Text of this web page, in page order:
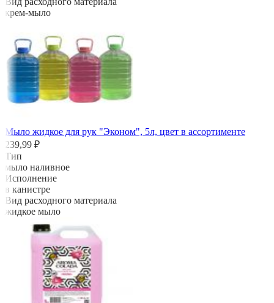
крем-мыло
Мыло жидкое для рук "Эконом", 5л, цвет в ассортименте
239,99 ₽
Тип
мыло наливное
Исполнение
в канистре
Вид расходного материала
жидкое мыло